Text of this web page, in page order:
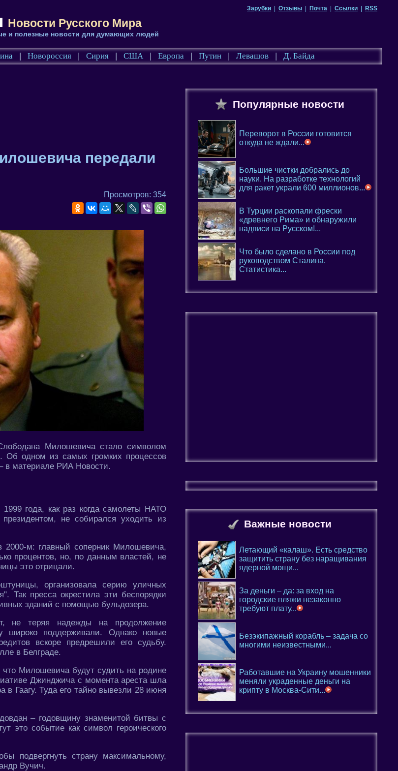
Зарубки Отзывы Почта Ссылки RSS
Новости Русского Мира
и полезные новости для думающих людей
| Новороссия | Сирия | США | Европа | Путин | Левашов | Д. Байда
передали
Просмотров: 354
Милошевича стало символом
Об одном из самых громких процессов
материале РИА Новости.
года, как раз когда самолеты НАТО
не собирался уходить из
м: главный соперник Милошевича,
процентов, но, по данным властей, не
это отрицали.
организовала серию уличных
Так пресса окрестила эти беспорядки
зданий с помощью бульдозера.
не теряя надежды на продолжение
широко поддерживали. Однако новые
вскоре предрешили его судьбу.
в Белграде.
Милошевича будут судить на родине
Джинджича с момента ареста шла
в Гаагу. Туда его тайно вывезли 28 июня
– годовщину знаменитой битвы с
это событие как символ героического
подвергнуть страну максимальному,
Вучич.
Популярные новости
Переворот в России готовится
откуда не ждали...
Большие чистки добрались до
науки. На разработке технологий
для ракет украли 600 миллионов...
В Турции раскопали фрески
«древнего Рима» и обнаружили
надписи на Русском!...
Что было сделано в России под
руководством Сталина.
Статистика...
Важные новости
Летающий «калаш». Есть средство
защитить страну без наращивания
ядерной мощи...
За деньги – да: за вход на
городские пляжи незаконно
требуют плату...
Безэкипажный корабль – задача со
многими неизвестными...
Работавшие на Украину мошенники
меняли украденные деньги на
крипту в Москва-Сити...